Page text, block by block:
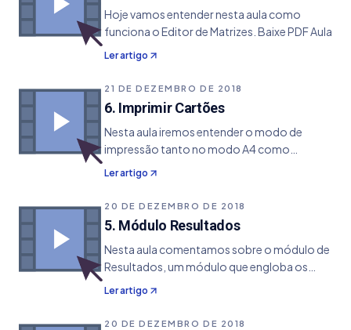
Hoje vamos entender nesta aula como
funciona o Editor de Matrizes. Baixe PDF Aula
Ler artigo
21 DE DEZEMBRO DE 2018
6. Imprimir Cartões
Nesta aula iremos entender o modo de
impressão tanto no modo A4 como
diretamente nos volantes da CEF. Baixe PDF
Ler artigo
20 DE DEZEMBRO DE 2018
5. Módulo Resultados
Nesta aula comentamos sobre o módulo de
Resultados, um módulo que engloba os
resultados dos concursos e as estatísticas.
Baixe PDF Aula
Ler artigo
20 DE DEZEMBRO DE 2018